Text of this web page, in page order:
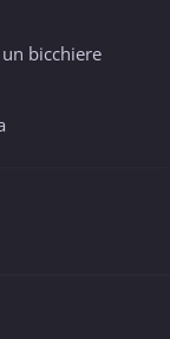
bicchiere